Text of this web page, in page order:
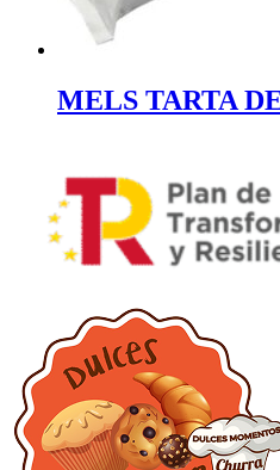
MELS TARTA